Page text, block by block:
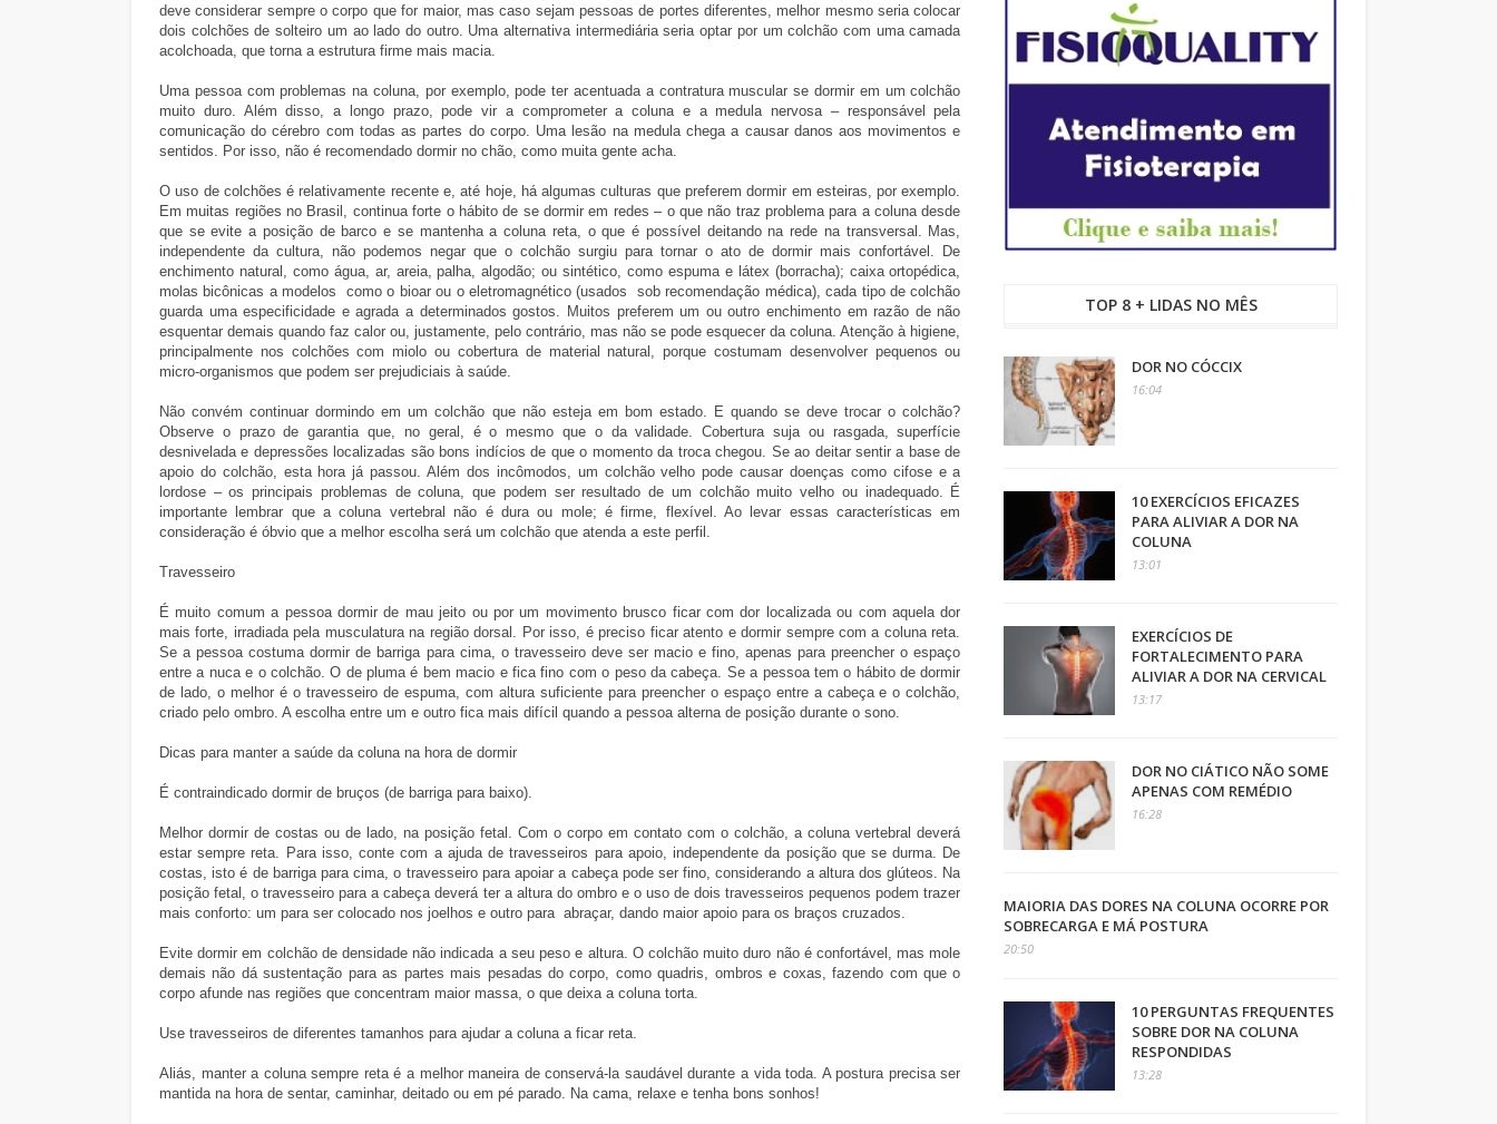
deve considerar sempre o corpo que for maior, mas caso sejam pessoas de portes diferentes, melhor mesmo seria colocar
dois colchões de solteiro um ao lado do outro. Uma alternativa intermediária seria optar por um colchão com uma camada
acolchoada, que torna a estrutura firme mais macia.
Uma pessoa com problemas na coluna, por exemplo, pode ter acentuada a contratura muscular se dormir em um colchão
muito duro. Além disso, a longo prazo, pode vir a comprometer a coluna e a medula nervosa – responsável pela
comunicação do cérebro com todas as partes do corpo. Uma lesão na medula chega a causar danos aos movimentos e
sentidos. Por isso, não é recomendado dormir no chão, como muita gente acha.
O uso de colchões é relativamente recente e, até hoje, há algumas culturas que preferem dormir em esteiras, por exemplo.
Em muitas regiões no Brasil, continua forte o hábito de se dormir em redes – o que não traz problema para a coluna desde
que se evite a posição de barco e se mantenha a coluna reta, o que é possível deitando na rede na transversal. Mas,
independente da cultura, não podemos negar que o colchão surgiu para tornar o ato de dormir mais confortável. De
enchimento natural, como água, ar, areia, palha, algodão; ou sintético, como espuma e látex (borracha); caixa ortopédica,
molas bicônicas a modelos como o bioar ou o eletromagnético (usados sob recomendação médica), cada tipo de colchão
guarda uma especificidade e agrada a determinados gostos. Muitos preferem um ou outro enchimento em razão de não
esquentar demais quando faz calor ou, justamente, pelo contrário, mas não se pode esquecer da coluna. Atenção à higiene,
principalmente nos colchões com miolo ou cobertura de material natural, porque costumam desenvolver pequenos ou
micro-organismos que podem ser prejudiciais à saúde.
Não convém continuar dormindo em um colchão que não esteja em bom estado. E quando se deve trocar o colchão?
Observe o prazo de garantia que, no geral, é o mesmo que o da validade. Cobertura suja ou rasgada, superfície
desnivelada e depressões localizadas são bons indícios de que o momento da troca chegou. Se ao deitar sentir a base de
apoio do colchão, esta hora já passou. Além dos incômodos, um colchão velho pode causar doenças como cifose e a
lordose – os principais problemas de coluna, que podem ser resultado de um colchão muito velho ou inadequado. É
importante lembrar que a coluna vertebral não é dura ou mole; é firme, flexível. Ao levar essas características em
consideração é óbvio que a melhor escolha será um colchão que atenda a este perfil.
Travesseiro
É muito comum a pessoa dormir de mau jeito ou por um movimento brusco ficar com dor localizada ou com aquela dor
mais forte, irradiada pela musculatura na região dorsal. Por isso, é preciso ficar atento e dormir sempre com a coluna reta.
Se a pessoa costuma dormir de barriga para cima, o travesseiro deve ser macio e fino, apenas para preencher o espaço
entre a nuca e o colchão. O de pluma é bem macio e fica fino com o peso da cabeça. Se a pessoa tem o hábito de dormir
de lado, o melhor é o travesseiro de espuma, com altura suficiente para preencher o espaço entre a cabeça e o colchão,
criado pelo ombro. A escolha entre um e outro fica mais difícil quando a pessoa alterna de posição durante o sono.
Dicas para manter a saúde da coluna na hora de dormir
É contraindicado dormir de bruços (de barriga para baixo).
Melhor dormir de costas ou de lado, na posição fetal. Com o corpo em contato com o colchão, a coluna vertebral deverá
estar sempre reta. Para isso, conte com a ajuda de travesseiros para apoio, independente da posição que se durma. De
costas, isto é de barriga para cima, o travesseiro para apoiar a cabeça pode ser fino, considerando a altura dos glúteos. Na
posição fetal, o travesseiro para a cabeça deverá ter a altura do ombro e o uso de dois travesseiros pequenos podem trazer
mais conforto: um para ser colocado nos joelhos e outro para abraçar, dando maior apoio para os braços cruzados.
Evite dormir em colchão de densidade não indicada a seu peso e altura. O colchão muito duro não é confortável, mas mole
demais não dá sustentação para as partes mais pesadas do corpo, como quadris, ombros e coxas, fazendo com que o
corpo afunde nas regiões que concentram maior massa, o que deixa a coluna torta.
Use travesseiros de diferentes tamanhos para ajudar a coluna a ficar reta.
Aliás, manter a coluna sempre reta é a melhor maneira de conservá-la saudável durante a vida toda. A postura precisa ser
mantida na hora de sentar, caminhar, deitado ou em pé parado. Na cama, relaxe e tenha bons sonhos!
TOP 8 + LIDAS NO MÊS
DOR NO CÓCCIX
16:04
10 EXERCÍCIOS EFICAZES
PARA ALIVIAR A DOR NA
COLUNA
13:01
EXERCÍCIOS DE
FORTALECIMENTO PARA
ALIVIAR A DOR NA CERVICAL
13:17
DOR NO CIÁTICO NÃO SOME
APENAS COM REMÉDIO
16:28
MAIORIA DAS DORES NA COLUNA OCORRE POR
SOBRECARGA E MÁ POSTURA
20:50
10 PERGUNTAS FREQUENTES
SOBRE DOR NA COLUNA
RESPONDIDAS
13:28